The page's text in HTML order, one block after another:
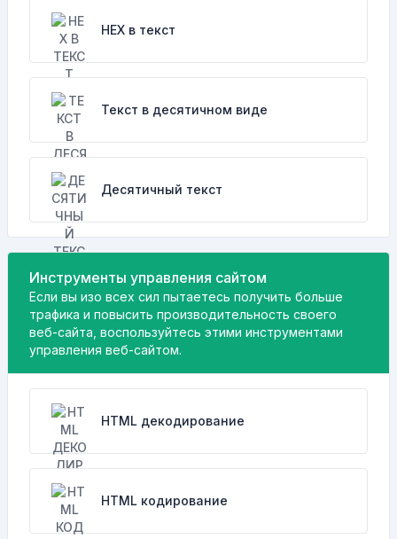
HEX в текст
Текст в десятичном виде
Десятичный текст
Инструменты управления сайтом
Если вы изо всех сил пытаетесь получить больше
трафика и повысить производительность своего
веб-сайта, воспользуйтесь этими инструментами
управления веб-сайтом.
HTML декодирование
HTML кодирование